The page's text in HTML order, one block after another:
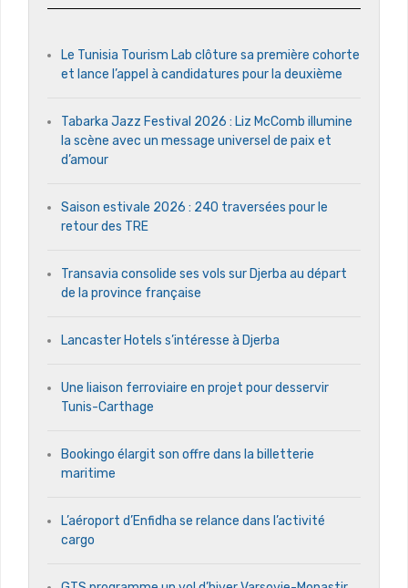
Le Tunisia Tourism Lab clôture sa première cohorte
et lance l’appel à candidatures pour la deuxième
Tabarka Jazz Festival 2026 : Liz McComb illumine
la scène avec un message universel de paix et
d’amour
Saison estivale 2026 : 240 traversées pour le
retour des TRE
Transavia consolide ses vols sur Djerba au départ
de la province française
Lancaster Hotels s’intéresse à Djerba
Une liaison ferroviaire en projet pour desservir
Tunis-Carthage
Bookingo élargit son offre dans la billetterie
maritime
L’aéroport d’Enfidha se relance dans l’activité
cargo